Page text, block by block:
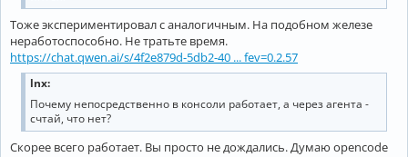
Тоже экспериментировал с аналогичным. На подобном железе
неработоспособно. Не тратьте время.
https://chat.qwen.ai/s/4f2e879d-5db2-40 ... fev=0.2.57
lnx:
Почему непосредственно в консоли работает, а через агента -
счтай, что нет?
Скорее всего работает. Вы просто не дождались. Думаю opencode